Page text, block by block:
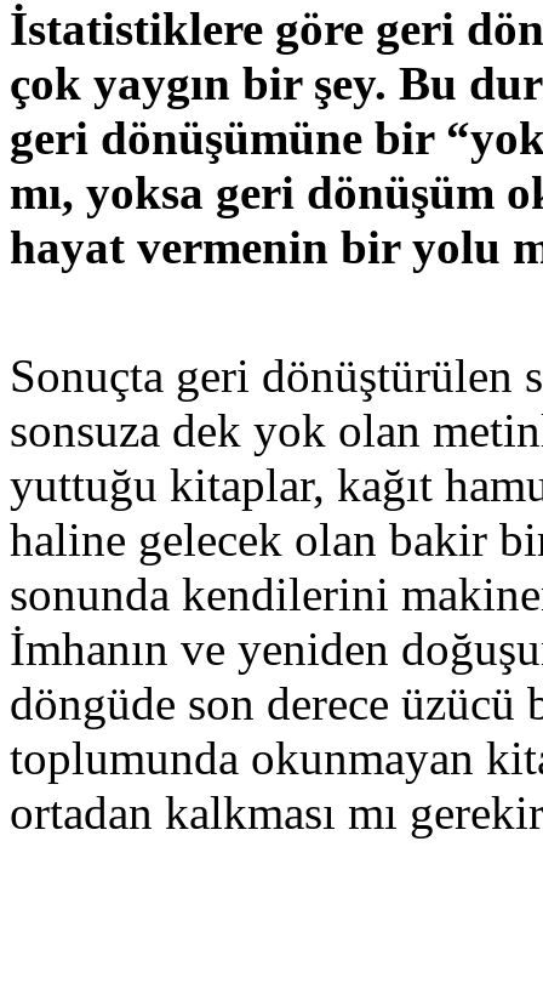
İstatistiklere göre geri
çok yaygın bir şey. Bu
geri dönüşümüne bir
mı, yoksa geri dönüşüm
hayat vermenin bir yolu
Sonuçta geri dönüştürülen
sonsuza dek yok olan
yuttuğu kitaplar, kağıt
haline gelecek olan bakir
sonunda kendilerini
İmhanın ve yeniden
döngüde son derece üzücü
toplumunda okunmayan
ortadan kalkması mı